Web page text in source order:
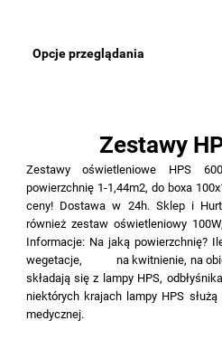
Opcje przeglądania
Zestawy
Zestawy oświetleniowe HPS
powierzchnię 1-1,44m2, do boxa
ceny! Dostawa w 24h. Sklep i
również zestaw oświetleniowy
Informacje: Na jaką powierzchnię?
wegetacje, na kwitnienie, na obie
składają się z lampy HPS,
niektórych krajach lampy HPS
medycznej.